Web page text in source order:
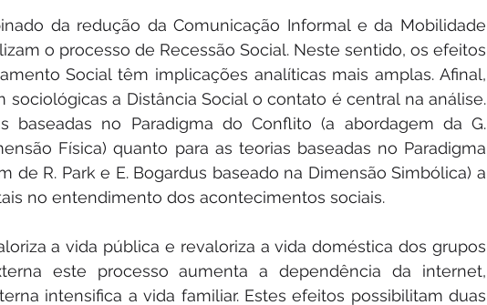
da redução da Comunicação Informal e da Mobilidade
o processo de Recessão Social. Neste sentido, os efeitos
Social têm implicações analíticas mais amplas. Afinal,
sociológicas a Distância Social o contato é central na análise.
baseadas no Paradigma do Conflito (a abordagem da G.
Física) quanto para as teorias baseadas no Paradigma
de R. Park e E. Bogardus baseado na Dimensão Simbólica) a
no entendimento dos acontecimentos sociais.
a vida pública e revaloriza a vida doméstica dos grupos
este processo aumenta a dependência da internet,
intensifica a vida familiar. Estes efeitos possibilitam duas